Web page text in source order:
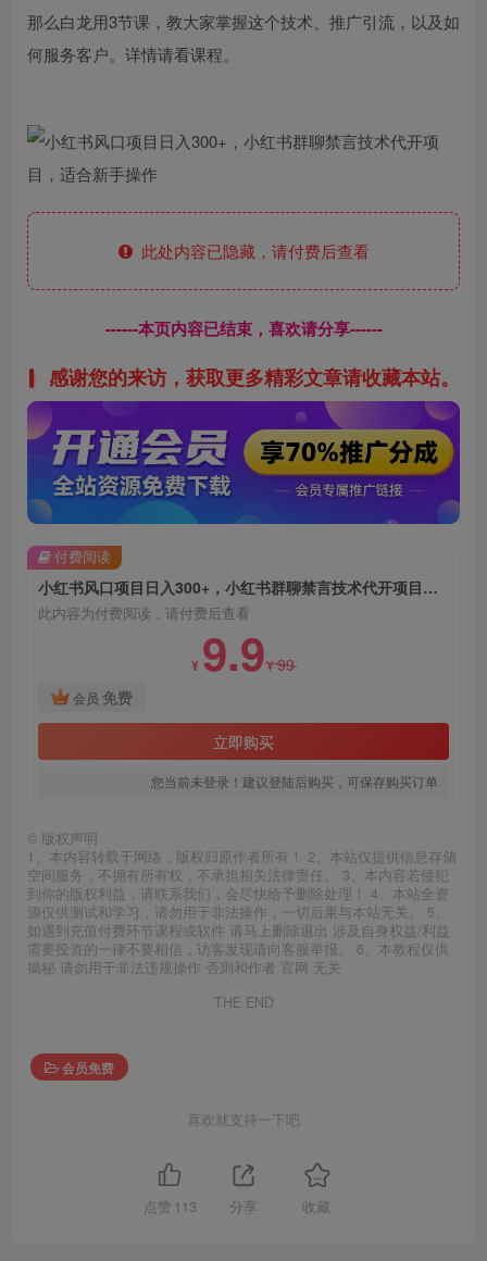
那么白龙用3节课，教大家掌握这个技术、推广引流，以及如
何服务客户。详情请看课程。
此处内容已隐藏，请付费后查看
------本页内容已结束，喜欢请分享------
感谢您的来访，获取更多精彩文章请收藏本站。
小红书风口项目日入300+，小红书群聊禁言技术代开项目，适合新手操作
此内容为付费阅读，请付费后查看
¥ 9.9¥99
会员 免费
立即购买
您当前未登录！建议登陆后购买，可保存购买订单
付费阅读
© 版权声明
1、本内容转载于网络，版权归原作者所有！ 2、本站仅提供信息存储
空间服务，不拥有所有权，不承担相关法律责任。 3、本内容若侵犯
到你的版权利益，请联系我们，会尽快给予删除处理！ 4、本站全资
源仅供测试和学习，请勿用于非法操作，一切后果与本站无关。 5、
如遇到充值付费环节课程或软件 请马上删除退出 涉及自身权益/利益
需要投资的一律不要相信，访客发现请向客服举报。 6、本教程仅供
揭秘 请勿用于非法违规操作 否则和作者 官网 无关
THE END
会员免费
喜欢就支持一下吧
点赞 113 分享 收藏